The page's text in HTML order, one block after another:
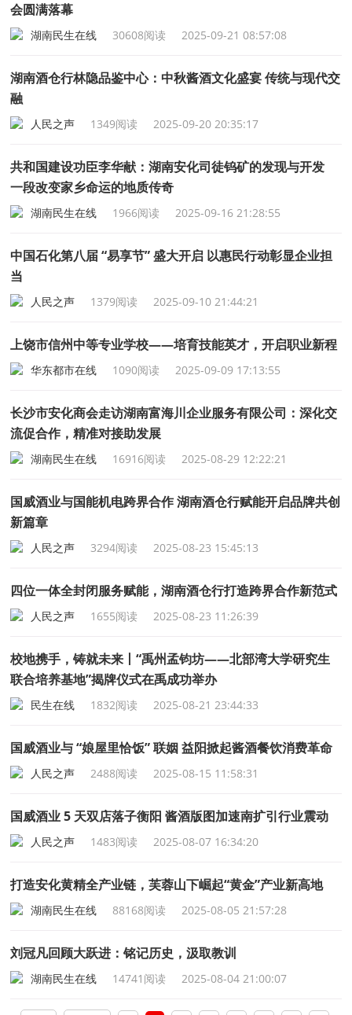
会圆满落幕
湖南民生在线 30608阅读 2025-09-21 08:57:08
湖南酒仓行林隐品鉴中心：中秋酱酒文化盛宴 传统与现代交
融
人民之声 1349阅读 2025-09-20 20:35:17
共和国建设功臣李华献：湖南安化司徒钨矿的发现与开发
一段改变家乡命运的地质传奇
湖南民生在线 1966阅读 2025-09-16 21:28:55
中国石化第八届 “易享节” 盛大开启 以惠民行动彰显企业担
当
人民之声 1379阅读 2025-09-10 21:44:21
上饶市信州中等专业学校——培育技能英才，开启职业新程
华东都市在线 1090阅读 2025-09-09 17:13:55
长沙市安化商会走访湖南富海川企业服务有限公司：深化交
流促合作，精准对接助发展
湖南民生在线 16916阅读 2025-08-29 12:22:21
国威酒业与国能机电跨界合作 湖南酒仓行赋能开启品牌共创
新篇章
人民之声 3294阅读 2025-08-23 15:45:13
四位一体全封闭服务赋能，湖南酒仓行打造跨界合作新范式
人民之声 1655阅读 2025-08-23 11:26:39
校地携手，铸就未来丨“禹州孟钧坊——北部湾大学研究生
联合培养基地”揭牌仪式在禹成功举办
民生在线 1832阅读 2025-08-21 23:44:33
国威酒业与 “娘屋里恰饭” 联姻 益阳掀起酱酒餐饮消费革命
人民之声 2488阅读 2025-08-15 11:58:31
国威酒业 5 天双店落子衡阳 酱酒版图加速南扩引行业震动
人民之声 1483阅读 2025-08-07 16:34:20
打造安化黄精全产业链，芙蓉山下崛起“黄金”产业新高地
湖南民生在线 88168阅读 2025-08-05 21:57:28
刘冠凡回顾大跃进：铭记历史，汲取教训
湖南民生在线 14741阅读 2025-08-04 21:00:07